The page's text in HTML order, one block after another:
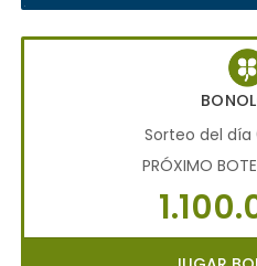
Sorteo del
PRÓXIMO